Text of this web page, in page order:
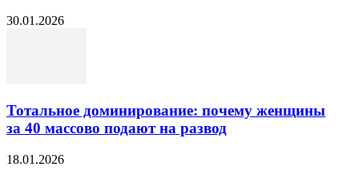
30.01.2026
Тотальное доминирование: почему женщины
за 40 массово подают на развод
18.01.2026